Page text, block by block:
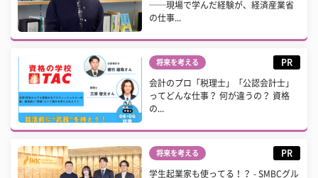
──現場で学んだ経験が、経済産業省
の仕事...
将来を考える PR
会計のプロ「税理士」「公認会計士」
ってどんな仕事？ 何が違うの？ 資格
の...
将来を考える PR
学生起業家も使ってる！？ - SMBCグル